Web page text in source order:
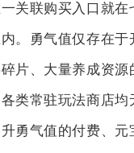
关联购买入口就在
。勇气值仅存在于
片、大量养成资源
类常驻玩法商店均
勇气值的付费、元